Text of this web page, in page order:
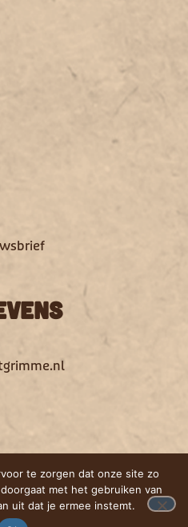
te zorgen dat onze site zo
met het gebruiken van
uit dat je ermee instemt.